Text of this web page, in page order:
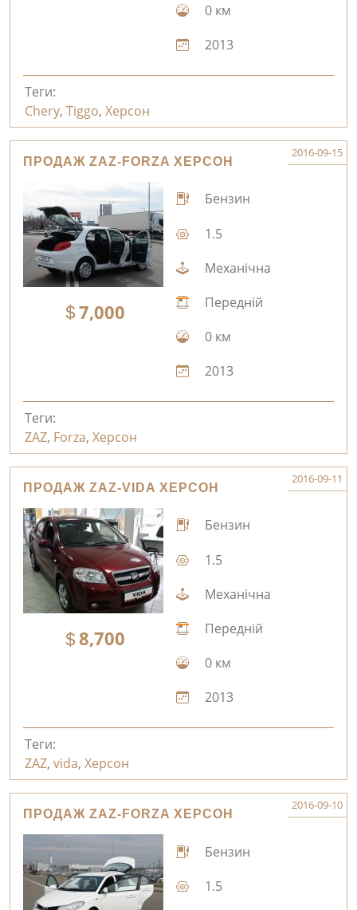
0 км
2013
Теги:
Chery, Tiggo, Херсон
ПРОДАЖ ZAZ-FORZA ХЕРСОН
2016-09-15
7,000
Бензин
1.5
Механічна
Передній
0 км
2013
Теги:
ZAZ, Forza, Херсон
ПРОДАЖ ZAZ-VIDA ХЕРСОН
2016-09-11
8,700
Бензин
1.5
Механічна
Передній
0 км
2013
Теги:
ZAZ, vida, Херсон
ПРОДАЖ ZAZ-FORZA ХЕРСОН
2016-09-10
Бензин
1.5